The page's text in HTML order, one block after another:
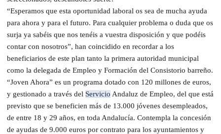
“Esperamos que esta oportunidad laboral os sea de mucha ayuda
para ahora y para el futuro. Para cualquier problema o duda que os
surja ya sabéis que nos tenéis a vuestra disposición y que podéis
contar con nosotros”, han coincidido en recordar a los
beneficiarios de este plan tanto la primera autoridad municipal
como la delegada de Empleo y Formación del Consistorio barreño.
“Joven Ahora” es un programa dotado con 120 millones de euros,
y gestionado a través del Servicio Andaluz de Empleo, del que está
previsto que se beneficien más de 13.000 jóvenes desempleados,
de entre 18 y 29 años, en toda Andalucía. Contempla la concesión
de ayudas de 9.000 euros por contrato para los ayuntamientos y